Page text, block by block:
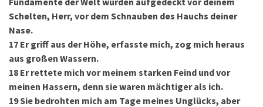
Schelten, Herr, vor dem Schnauben des Hauchs deiner
Nase.
17 Er griff aus der Höhe, erfasste mich, zog mich heraus
aus großen Wassern.
18 Er rettete mich vor meinem starken Feind und vor
meinen Hassern, denn sie waren mächtiger als ich.
19Sie bedrohten mich am Tage meines Unglücks, aber